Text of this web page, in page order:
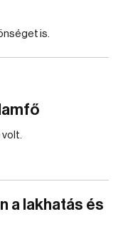
is.
volt.
a lakhatás és